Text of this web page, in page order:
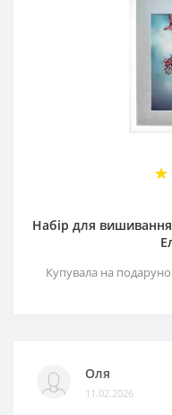
Набір для
Купувала на
Оля
11.02.2026